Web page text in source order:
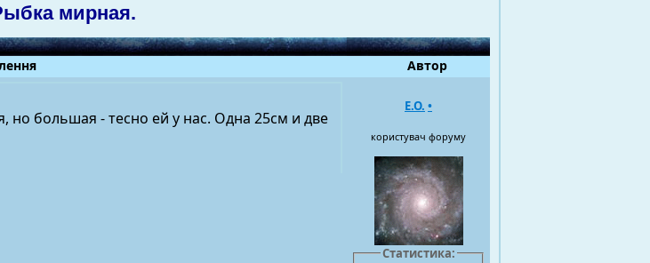
мирная.
Автор
но большая - тесно ей у нас. Одна 25см и две
Е.О. •
користувач форуму
Статистика: